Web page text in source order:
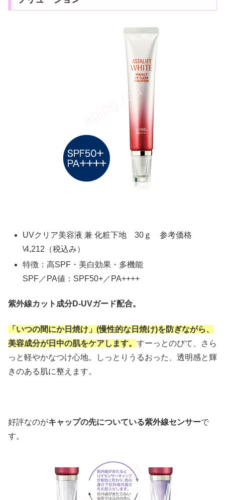
UVクリア美容液 兼 化粧下地 30ｇ 参考価格
\4,212（税込み）
特徴：高SPF・美白効果・多機能
SPF／PA値：SPF50+／PA++++
紫外線カット成分D-UVガード配合。
「いつの間にか日焼け」(慢性的な日焼け)を防ぎながら、
美容成分が日中の肌をケアします。 すーっとのびて、さら
っと軽やかなつけ心地。しっとりうるおった、透明感と輝
きのある肌に整えます。
好評なのがキャップの先についている紫外線センサーで
す。